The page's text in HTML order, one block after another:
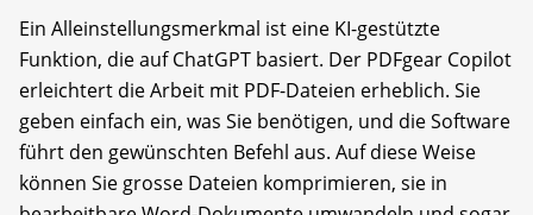
Ein Alleinstellungsmerkmal ist eine KI-gestützte
Funktion, die auf ChatGPT basiert. Der PDFgear Copilot
erleichtert die Arbeit mit PDF-Dateien erheblich. Sie
geben einfach ein, was Sie benötigen, und die Software
führt den gewünschten Befehl aus. Auf diese Weise
können Sie grosse Dateien komprimieren, sie in